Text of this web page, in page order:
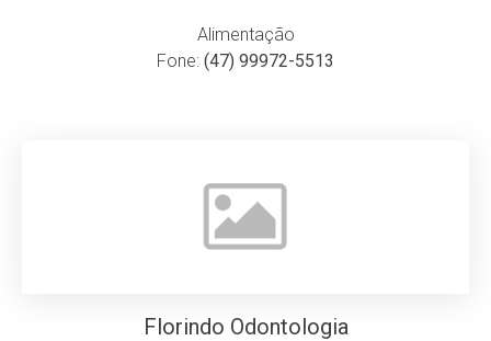
Alimentação
Fone: (47) 99972-5513
Florindo Odontologia